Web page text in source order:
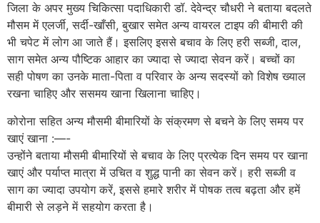
जिला के अपर मुख्य चिकित्सा पदाधिकारी डॉ. देवेन्द्र चौधरी ने बताया बदलते
मौसम में एलर्जी, सर्दी-खाँसी, बुखार समेत अन्य वायरल टाइप की बीमारी की
भी चपेट में लोग आ जाते हैं। इसलिए इससे बचाव के लिए हरी सब्जी, दाल,
साग समेत अन्य पौष्टिक आहार का ज्यादा से ज्यादा सेवन करें। बच्चों का
सही पोषण का उनके माता-पिता व परिवार के अन्य सदस्यों को विशेष ख्याल
रखना चाहिए और ससमय खाना खिलाना चाहिए।
कोरोना सहित अन्य मौसमी बीमारियों के संक्रमण से बचने के लिए समय पर
खाएं खाना :—-
उन्होंने बताया मौसमी बीमारियों से बचाव के लिए प्रत्येक दिन समय पर खाना
खाएं और पर्याप्त मात्रा में उचित व शुद्ध पानी का सेवन करें। हरी सब्जी व
साग का ज्यादा उपयोग करें, इससे हमारे शरीर में पोषक तत्व बढ़ता और हमें
बीमारी से लड़ने में सहयोग करता है।